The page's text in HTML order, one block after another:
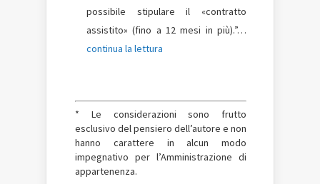
possibile stipulare il «contratto
assistito» (fino a 12 mesi in più).”…
continua la lettura
* Le considerazioni sono frutto
esclusivo del pensiero dell’autore e non
hanno carattere in alcun modo
impegnativo per l’Amministrazione di
appartenenza.